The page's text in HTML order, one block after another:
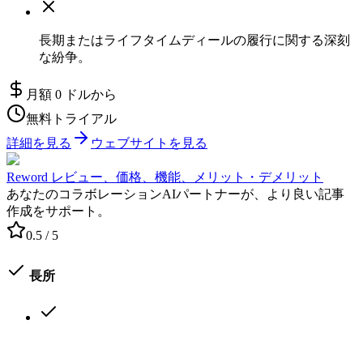
長期またはライフタイムディールの履行に関する深刻
な紛争。
月額 0 ドルから
無料トライアル
詳細を見る
ウェブサイトを見る
Reword レビュー、価格、機能、メリット・デメリット
あなたのコラボレーションAIパートナーが、より良い記事
作成をサポート。
0.5 / 5
長所